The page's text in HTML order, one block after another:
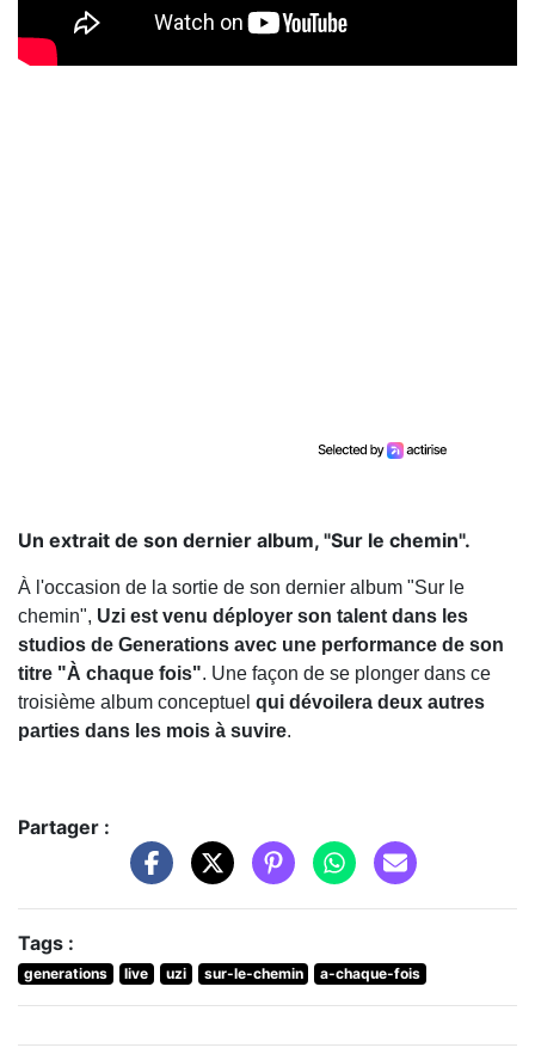
Un extrait de son dernier album, "Sur le chemin".
À l'occasion de la sortie de son dernier album "Sur le
chemin", Uzi est venu déployer son talent dans les
studios de Generations avec une performance de son
titre "À chaque fois". Une façon de se plonger dans ce
troisième album conceptuel qui dévoilera deux autres
parties dans les mois à suvire.
Partager :
Tags :
generations live uzi sur-le-chemin a-chaque-fois